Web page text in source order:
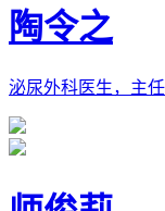
陶令之
泌尿外科医生，主